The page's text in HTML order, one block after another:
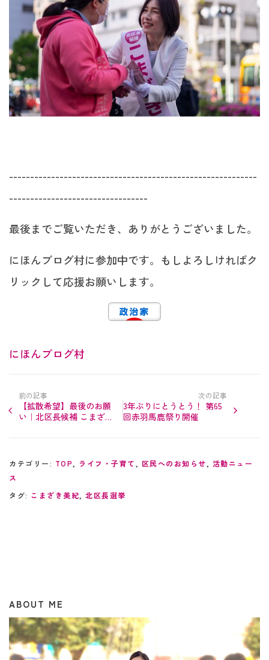
-----------------------------------------------------------
---------------------------------
最後までご覧いただき、ありがとうございました。
にほんブログ村に参加中です。もしよろしければク
リックして応援お願いします。
にほんブログ村
前の記事
【拡散希望】最後のお願
い｜北区長候補 こまざ
次の記事
3年ぶりにとうとう！ 第65
回赤羽馬鹿祭り開催
カテゴリー: TOP, ライフ・子育て , 区民へのお知らせ, 活動ニュー
ス
タグ: こまざき美紀, 北区長選挙
ABOUT ME